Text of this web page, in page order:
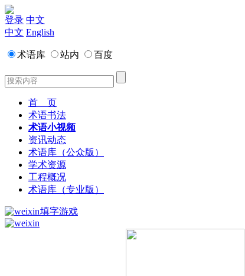
登录 中文
中文 English
术语库 站内 百度
首 页
术语书法
术语小视频
资讯动态
术语库（公众版）
学术资源
工程概况
术语库（专业版）
填字游戏